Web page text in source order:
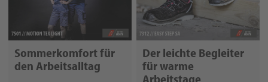
Sommerkomfort für
den Arbeitsalltag
Der leichte Begleiter
für warme
Arbeitstage